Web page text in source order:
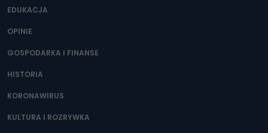
EDUKACJA
OPINIE
GOSPODARKA I FINANSE
HISTORIA
KORONAWIRUS
KULTURA I ROZRYWKA